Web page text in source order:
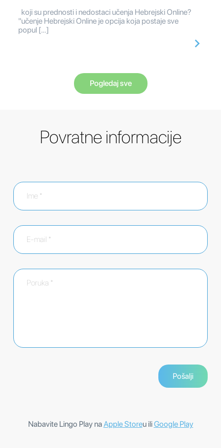
koji su prednosti i nedostaci učenja Hebrejski Online?
"učenje Hebrejski Online je opcija koja postaje sve
popul […]
Pogledaj sve
Povratne informacije
Nabavite Lingo Play naApple Storeu iliGoogle Play